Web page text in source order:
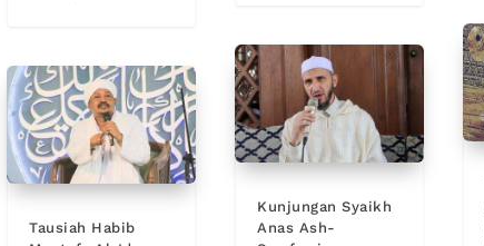
Tausiah Habib
Kunjungan Syaikh
Anas Ash-